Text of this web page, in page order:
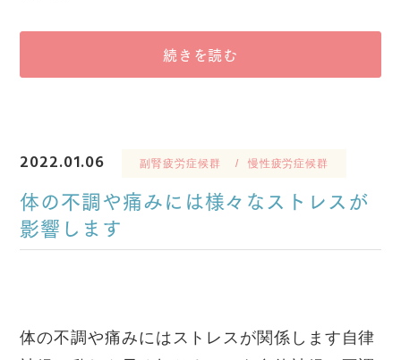
続きを読む
2022.01.06 副腎疲労症候群 慢性疲労症候群
体の不調や痛みには様々なストレスが
影響します
体の不調や痛みにはストレスが関係します自律